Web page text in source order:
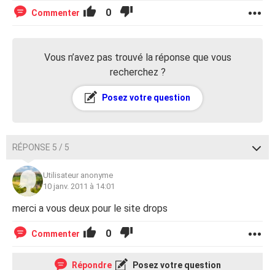
Commenter 0
Vous n’avez pas trouvé la réponse que vous
recherchez ?
Posez votre question
RÉPONSE 5 / 5
Utilisateur anonyme
10 janv. 2011 à 14:01
merci a vous deux pour le site drops
Commenter 0
Répondre Posez votre question